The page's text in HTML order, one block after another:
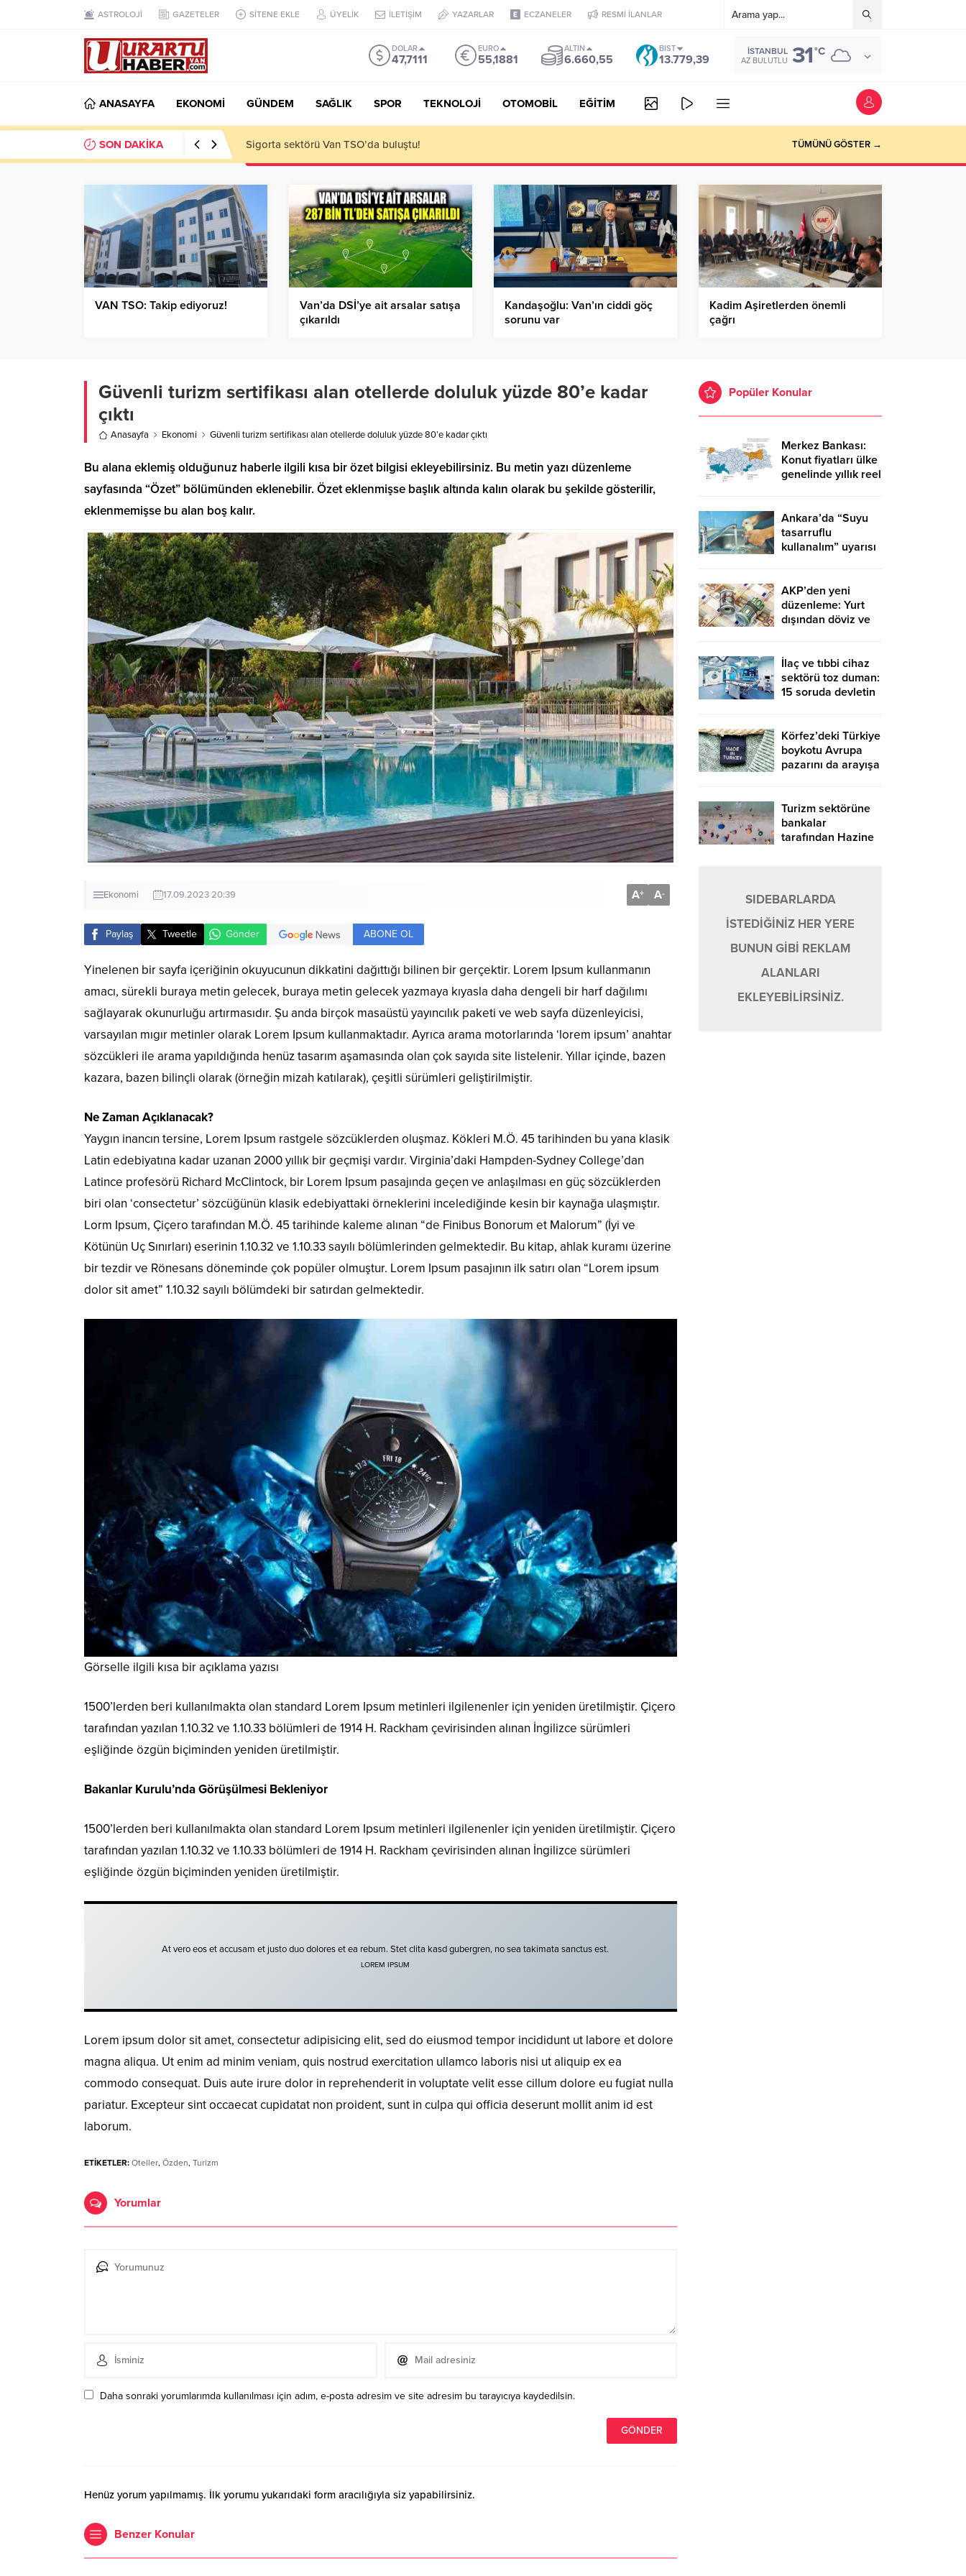
ASTROLOJİ GAZETELER SİTENE EKLE ÜYELİK İLETİŞİM YAZARLAR ECZANELER RESMİ İLANLAR
DOLAR
47,7111
EURO
55,1881
ALTIN
6.660,55
BIST
13.779,39
İSTANBUL
AZ BULUTLU 31°C
ANASAYFA EKONOMİ GÜNDEM SAĞLIK SPOR TEKNOLOJİ OTOMOBİL EĞİTİM
SON DAKİKA VAN TSO: Takip ediyoruz! TÜMÜNÜ GÖSTER →
VAN TSO: Takip ediyoruz!
Van’da DSİ’ye ait arsalar satışa
çıkarıldı
Kandaşoğlu: Van’ın ciddi göç
sorunu var
Kadim Aşiretlerden önemli
çağrı
Güvenli turizm sertifikası alan otellerde doluluk yüzde 80’e kadar
çıktı
Anasayfa Ekonomi Güvenli turizm sertifikası alan otellerde doluluk yüzde 80’e kadar çıktı
Bu alana eklemiş olduğunuz haberle ilgili kısa bir özet bilgisi ekleyebilirsiniz. Bu metin yazı düzenleme
sayfasında “Özet” bölümünden eklenebilir. Özet eklenmişse başlık altında kalın olarak bu şekilde gösterilir,
eklenmemişse bu alan boş kalır.
Ekonomi 17.09.2023 20:39 A+ A-
Paylaş Tweetle Gönder ABONE OL
Yinelenen bir sayfa içeriğinin okuyucunun dikkatini dağıttığı bilinen bir gerçektir. Lorem Ipsum kullanmanın
amacı, sürekli buraya metin gelecek, buraya metin gelecek yazmaya kıyasla daha dengeli bir harf dağılımı
sağlayarak okunurluğu artırmasıdır. Şu anda birçok masaüstü yayıncılık paketi ve web sayfa düzenleyicisi,
varsayılan mıgır metinler olarak Lorem Ipsum kullanmaktadır. Ayrıca arama motorlarında ‘lorem ipsum’ anahtar
sözcükleri ile arama yapıldığında henüz tasarım aşamasında olan çok sayıda site listelenir. Yıllar içinde, bazen
kazara, bazen bilinçli olarak (örneğin mizah katılarak), çeşitli sürümleri geliştirilmiştir.
Ne Zaman Açıklanacak?
Yaygın inancın tersine, Lorem Ipsum rastgele sözcüklerden oluşmaz. Kökleri M.Ö. 45 tarihinden bu yana klasik
Latin edebiyatına kadar uzanan 2000 yıllık bir geçmişi vardır. Virginia’daki Hampden-Sydney College’dan
Latince profesörü Richard McClintock, bir Lorem Ipsum pasajında geçen ve anlaşılması en güç sözcüklerden
biri olan ‘consectetur’ sözcüğünün klasik edebiyattaki örneklerini incelediğinde kesin bir kaynağa ulaşmıştır.
Lorm Ipsum, Çiçero tarafından M.Ö. 45 tarihinde kaleme alınan “de Finibus Bonorum et Malorum” (İyi ve
Kötünün Uç Sınırları) eserinin 1.10.32 ve 1.10.33 sayılı bölümlerinden gelmektedir. Bu kitap, ahlak kuramı üzerine
bir tezdir ve Rönesans döneminde çok popüler olmuştur. Lorem Ipsum pasajının ilk satırı olan “Lorem ipsum
dolor sit amet” 1.10.32 sayılı bölümdeki bir satırdan gelmektedir.
Görselle ilgili kısa bir açıklama yazısı
1500’lerden beri kullanılmakta olan standard Lorem Ipsum metinleri ilgilenenler için yeniden üretilmiştir. Çiçero
tarafından yazılan 1.10.32 ve 1.10.33 bölümleri de 1914 H. Rackham çevirisinden alınan İngilizce sürümleri
eşliğinde özgün biçiminden yeniden üretilmiştir.
Bakanlar Kurulu’nda Görüşülmesi Bekleniyor
1500’lerden beri kullanılmakta olan standard Lorem Ipsum metinleri ilgilenenler için yeniden üretilmiştir. Çiçero
tarafından yazılan 1.10.32 ve 1.10.33 bölümleri de 1914 H. Rackham çevirisinden alınan İngilizce sürümleri
eşliğinde özgün biçiminden yeniden üretilmiştir.
At vero eos et accusam et justo duo dolores et ea rebum. Stet clita kasd gubergren, no sea takimata sanctus est.
LOREM IPSUM
Lorem ipsum dolor sit amet, consectetur adipisicing elit, sed do eiusmod tempor incididunt ut labore et dolore
magna aliqua. Ut enim ad minim veniam, quis nostrud exercitation ullamco laboris nisi ut aliquip ex ea
commodo consequat. Duis aute irure dolor in reprehenderit in voluptate velit esse cillum dolore eu fugiat nulla
pariatur. Excepteur sint occaecat cupidatat non proident, sunt in culpa qui officia deserunt mollit anim id est
laborum.
ETİKETLER: Oteller, Özden, Turizm
Yorumlar
Daha sonraki yorumlarımda kullanılması için adım, e-posta adresim ve site adresim bu tarayıcıya kaydedilsin.
Henüz yorum yapılmamış. İlk yorumu yukarıdaki form aracılığıyla siz yapabilirsiniz.
Benzer Konular
Popüler Konular
Merkez Bankası:
Konut fiyatları ülke
genelinde yıllık reel
23.3 yükseldi
Ankara’da “Suyu
tasarruflu
kullanalım” uyarısı
AKP’den yeni
düzenleme: Yurt
dışından döviz ve
İlaç ve tıbbi cihaz
sektörü toz duman:
15 soruda devletin
Körfez’deki Türkiye
boykotu Avrupa
pazarını da arayışa
Turizm sektörüne
bankalar
tarafından Hazine
SIDEBARLARDA
İSTEDİĞİNİZ HER YERE
BUNUN GİBİ REKLAM
ALANLARI
EKLEYEBİLİRSİNİZ.